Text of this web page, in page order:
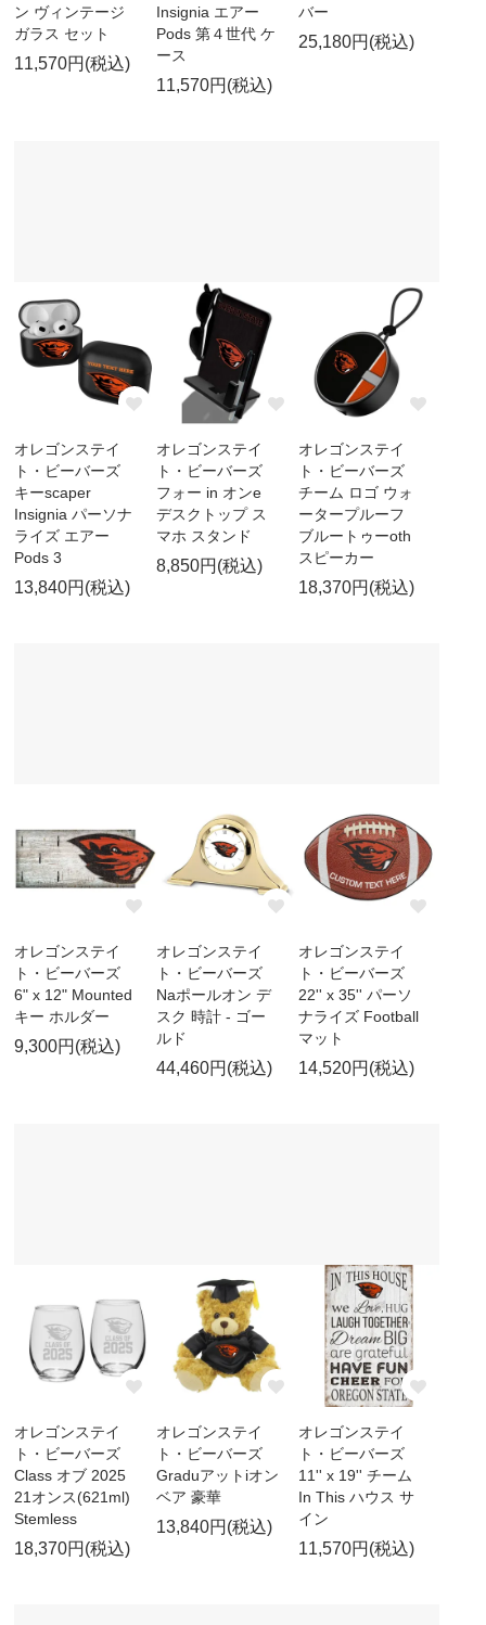
ン ヴィンテージ
ガラス セット
11,570円(税込)
Insignia エアー
Pods 第４世代 ケ
ース
11,570円(税込)
バー
25,180円(税込)
オレゴンステイ
ト・ビーバーズ
キーscaper
Insignia パーソナ
ライズ エアー
Pods 3
13,840円(税込)
オレゴンステイ
ト・ビーバーズ
フォー in オンe
デスクトップ ス
マホ スタンド
8,850円(税込)
オレゴンステイ
ト・ビーバーズ
チーム ロゴ ウォ
ータープルーフ
ブルートゥーoth
スピーカー
18,370円(税込)
オレゴンステイ
ト・ビーバーズ
6" x 12" Mounted
キー ホルダー
9,300円(税込)
オレゴンステイ
ト・ビーバーズ
Naポールオン デ
スク 時計 - ゴー
ルド
44,460円(税込)
オレゴンステイ
ト・ビーバーズ
22'' x 35'' パーソ
ナライズ Football
マット
14,520円(税込)
オレゴンステイ
ト・ビーバーズ
Class オブ 2025
21オンス(621ml)
Stemless
18,370円(税込)
オレゴンステイ
ト・ビーバーズ
Graduアットiオン
ベア 豪華
13,840円(税込)
オレゴンステイ
ト・ビーバーズ
11'' x 19'' チーム
In This ハウス サ
イン
11,570円(税込)